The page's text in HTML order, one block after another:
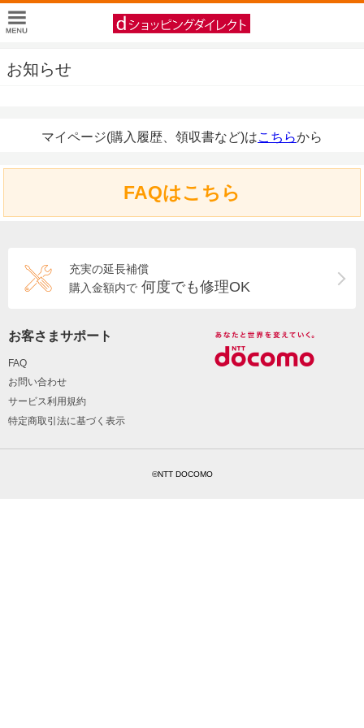
お知らせ
マイページ(購入履歴、領収書など)はこちらから
FAQはこちら
充実の延長補償
購入金額内で 何度でも修理OK
お客さまサポート
FAQ
お問い合わせ
サービス利用規約
特定商取引法に基づく表示
©NTT DOCOMO